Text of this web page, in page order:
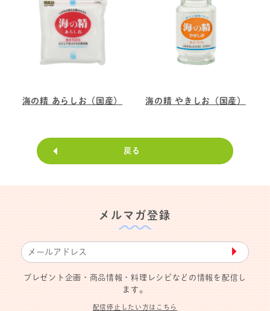
海の精 あらしお（国産） 海の精 やきしお（国産）
戻る
メルマガ登録
▶︎
プレゼント企画・商品情報・料理レシピなどの情報を配信し
ます。
配信停止したい方はこちら